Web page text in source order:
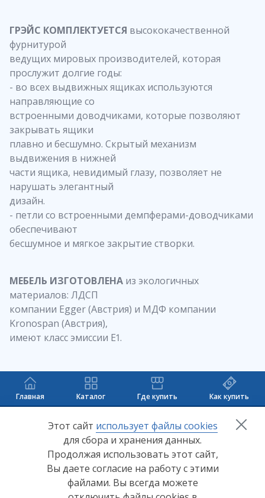
ГРЭЙС КОМПЛЕКТУЕТСЯ высококачественной
фурнитурой
ведущих мировых производителей, которая
прослужит долгие годы:
- во всех выдвижных ящиках используются
направляющие со
встроенными доводчиками, которые позволяют
закрывать ящики
плавно и бесшумно. Скрытый механизм
выдвижения в нижней
части ящика, невидимый глазу, позволяет не
нарушать элегантный
дизайн.
- петли со встроенными демпферами-доводчиками
обеспечивают
бесшумное и мягкое закрытие створки.
МЕБЕЛЬ ИЗГОТОВЛЕНА из экологичных
материалов: ЛДСП
компании Egger (Австрия) и МДФ компании
Kronospan (Австрия),
имеют класс эмиссии Е1.
Главная Каталог Где купить Как купить
+7 (8412) 65-33-00
info@lerom.ru
Согласие на обработку персональных данных
Этот сайт использует файлы cookies
для сбора и хранения данных.
Продолжая использовать этот сайт,
Вы даете согласие на работу с этими
файлами. Вы всегда можете